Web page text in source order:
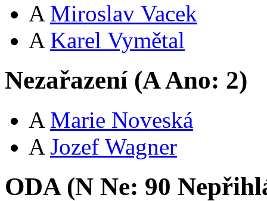
A Miroslav Vacek
A Karel Vymětal
Nezařazení (AAno: 2)
A Marie Noveská
A Jozef Wagner
ODA (N Ne: 90